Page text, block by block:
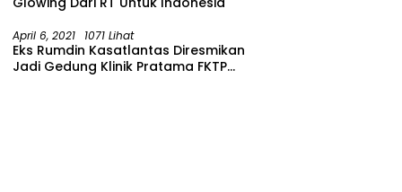
April 6, 2021 1071 Lihat
Eks Rumdin Kasatlantas Diresmikan
Jadi Gedung Klinik Pratama FKTP